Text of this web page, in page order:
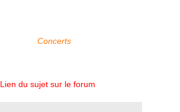
Concerts
Lien du sujet sur le forum